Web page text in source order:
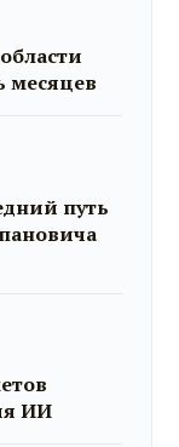
месяцев
путь
ИИ